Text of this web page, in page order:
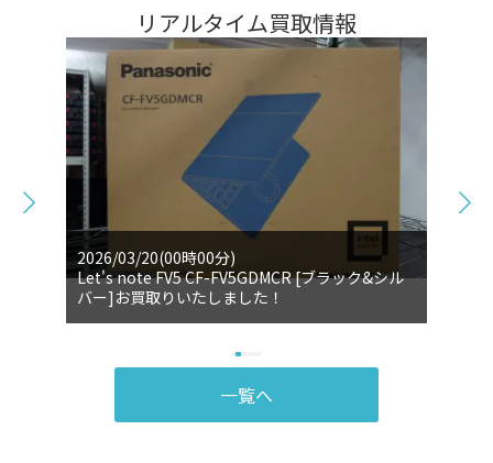
リアルタイム買取情報
2026/03/20(00時00分)
Let's note FV5 CF-FV5GDMCR [ブラック&シル
バー]お買取りいたしました！
一覧へ